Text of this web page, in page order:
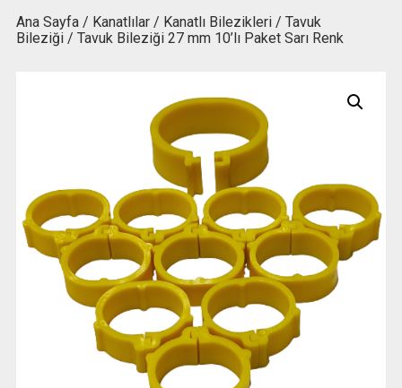
Ana Sayfa/ Kanatlılar/ Kanatlı Bilezikleri/ Tavuk
Bileziği/ Tavuk Bileziği 27 mm 10’lı Paket Sarı Renk